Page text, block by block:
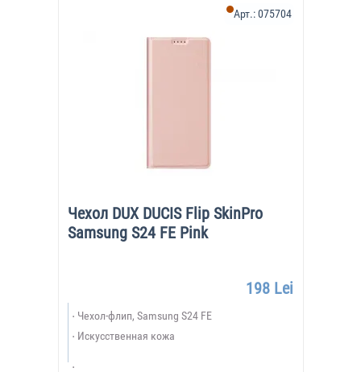
Чехол DUX DUCIS Flip SkinPro
Samsung S24 FE Pink
Арт.:075704
198 Lei
Чехол-флип, Samsung S24 FE
Искусственная кожа